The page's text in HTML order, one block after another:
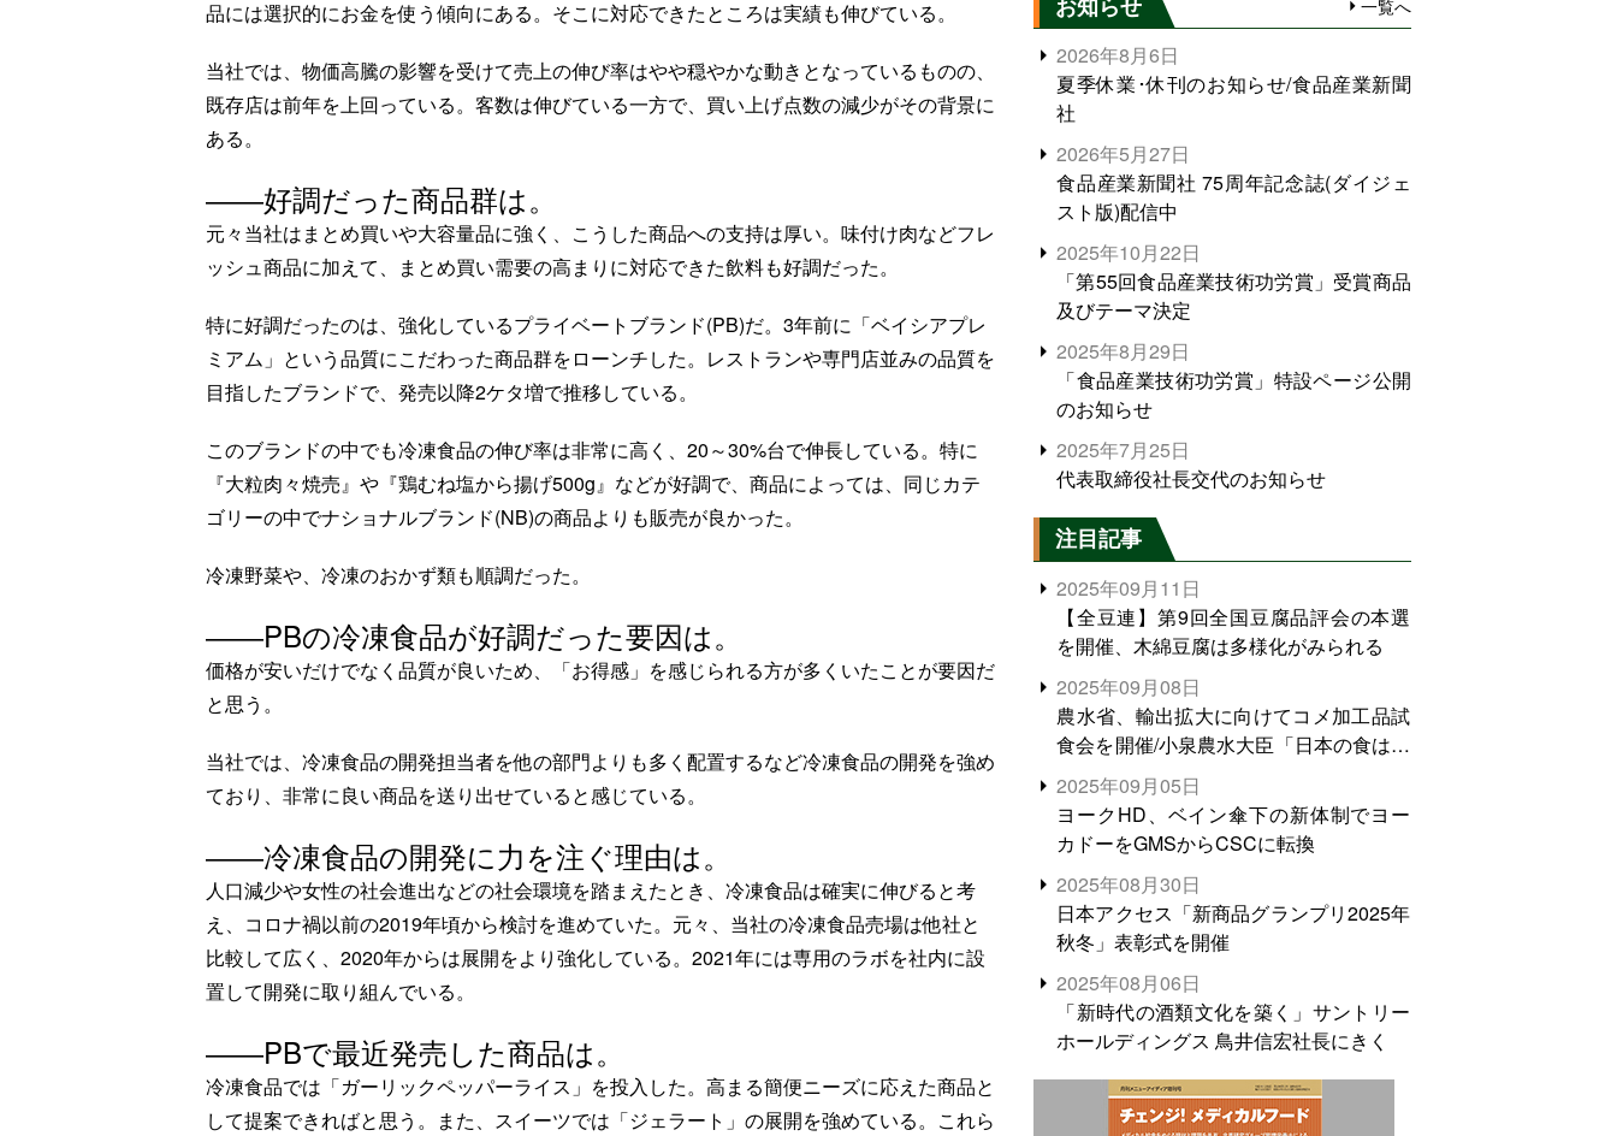
品には選択的にお金を使う傾向にある。そこに対応できたところは実績も伸びている。
当社では、物価高騰の影響を受けて売上の伸び率はやや穏やかな動きとなっているものの、
既存店は前年を上回っている。客数は伸びている一方で、買い上げ点数の減少がその背景に
ある。
――好調だった商品群は。
元々当社はまとめ買いや大容量品に強く、こうした商品への支持は厚い。味付け肉などフレ
ッシュ商品に加えて、まとめ買い需要の高まりに対応できた飲料も好調だった。
特に好調だったのは、強化しているプライベートブランド(PB)だ。3年前に「ベイシアプレ
ミアム」という品質にこだわった商品群をローンチした。レストランや専門店並みの品質を
目指したブランドで、発売以降2ケタ増で推移している。
このブランドの中でも冷凍食品の伸び率は非常に高く、20～30%台で伸長している。特に
『大粒肉々焼売』や『鶏むね塩から揚げ500g』などが好調で、商品によっては、同じカテ
ゴリーの中でナショナルブランド(NB)の商品よりも販売が良かった。
冷凍野菜や、冷凍のおかず類も順調だった。
――PBの冷凍食品が好調だった要因は。
価格が安いだけでなく品質が良いため、「お得感」を感じられる方が多くいたことが要因だ
と思う。
当社では、冷凍食品の開発担当者を他の部門よりも多く配置するなど冷凍食品の開発を強め
ており、非常に良い商品を送り出せていると感じている。
――冷凍食品の開発に力を注ぐ理由は。
人口減少や女性の社会進出などの社会環境を踏まえたとき、冷凍食品は確実に伸びると考
え、コロナ禍以前の2019年頃から検討を進めていた。元々、当社の冷凍食品売場は他社と
比較して広く、2020年からは展開をより強化している。2021年には専用のラボを社内に設
置して開発に取り組んでいる。
――PBで最近発売した商品は。
冷凍食品では「ガーリックペッパーライス」を投入した。高まる簡便ニーズに応えた商品と
して提案できればと思う。また、スイーツでは「ジェラート」の展開を強めている。これら
一覧へ
2026年8月6日
夏季休業･休刊のお知らせ/食品産業新聞
社
2026年5月27日
食品産業新聞社 75周年記念誌(ダイジェ
スト版)配信中
2025年10月22日
「第55回食品産業技術功労賞」受賞商品
及びテーマ決定
2025年8月29日
「食品産業技術功労賞」特設ページ公開
のお知らせ
2025年7月25日
代表取締役社長交代のお知らせ
注目記事
2025年09月11日
【全豆連】第9回全国豆腐品評会の本選
を開催、木綿豆腐は多様化がみられる
2025年09月08日
農水省、輸出拡大に向けてコメ加工品試
食会を開催/小泉農水大臣「日本の食は世
界でトップをとれる。米増産に向けて、
米輸出需要の拡大を」
2025年09月05日
ヨークHD、ベイン傘下の新体制でヨー
カドーをGMSからCSCに転換
2025年08月30日
日本アクセス「新商品グランプリ2025年
秋冬」表彰式を開催
2025年08月06日
「新時代の酒類文化を築く」サントリー
ホールディングス 鳥井信宏社長にきく